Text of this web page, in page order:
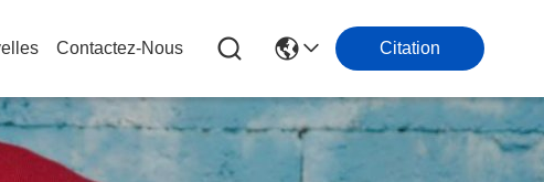
Contactez-Nous Citation